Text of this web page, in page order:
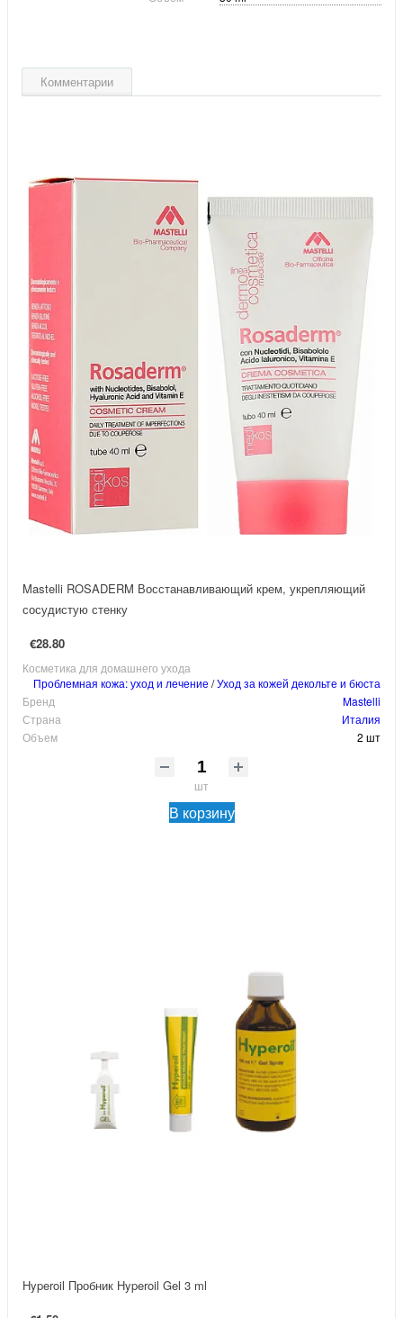
Комментарии
Mastelli ROSADERM Восстанавливающий крем, укрепляющий
сосудистую стенку
€28.80
Косметика для домашнего ухода
Проблемная кожа: уход и лечение /Уход за кожей декольте и бюста
Бренд
Mastelli
Страна
Италия
Объем
2 шт
шт
В корзину
Hyperoil Пробник Hyperoil Gel 3 ml